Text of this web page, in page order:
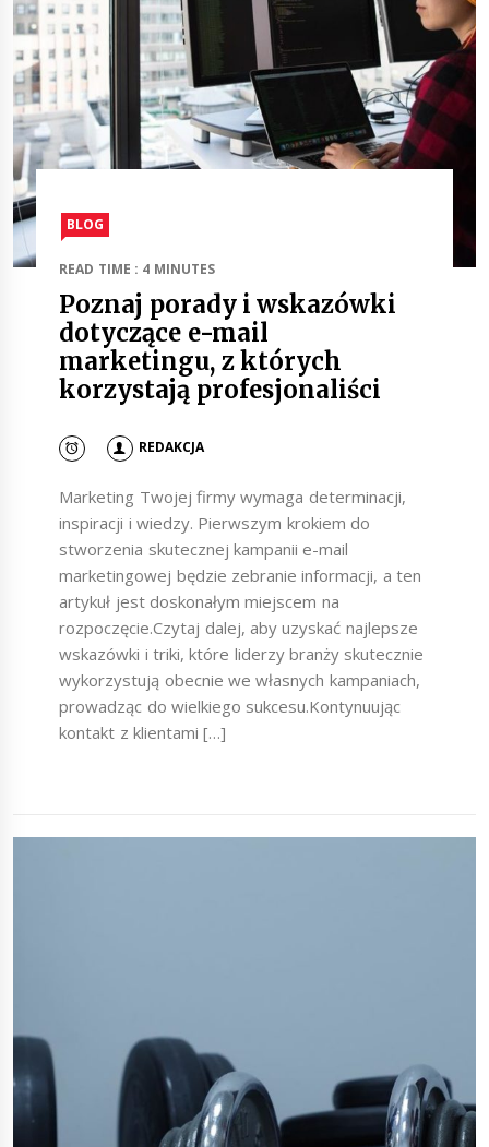
BLOG
READ TIME : 4 MINUTES
Poznaj porady i wskazówki
dotyczące e-mail
marketingu, z których
korzystają profesjonaliści
REDAKCJA
Marketing Twojej firmy wymaga determinacji,
inspiracji i wiedzy. Pierwszym krokiem do
stworzenia skutecznej kampanii e-mail
marketingowej będzie zebranie informacji, a ten
artykuł jest doskonałym miejscem na
rozpoczęcie.Czytaj dalej, aby uzyskać najlepsze
wskazówki i triki, które liderzy branży skutecznie
wykorzystują obecnie we własnych kampaniach,
prowadząc do wielkiego sukcesu.Kontynuując
kontakt z klientami […]